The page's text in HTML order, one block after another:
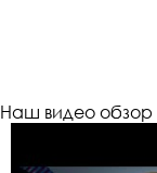
Наш видео